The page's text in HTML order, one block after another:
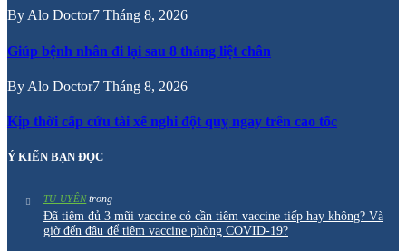
ByAlo Doctor7 Tháng 8, 2026
Giúp bệnh nhân đi lại sau 8 tháng liệt chân
By Alo Doctor7 Tháng 8, 2026
Kịp thời cấp cứu tài xế nghi đột quỵ ngay trên cao tốc
Ý KIẾN BẠN ĐỌC
TU UYÊNtrong
Đã tiêm đủ 3 mũi vaccine có cần tiêm vaccine tiếp hay không? Và
giờ đến đâu để tiêm vaccine phòng COVID-19?